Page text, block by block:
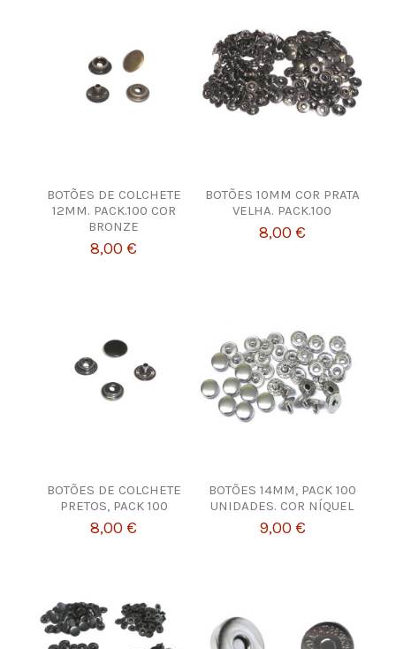
BOTÕES DE COLCHETE
12MM. PACK.100 COR
BRONZE
8,00 €
BOTÕES 10MM COR PRATA
VELHA. PACK.100
8,00 €
BOTÕES DE COLCHETE
PRETOS, PACK 100
8,00 €
BOTÕES 14MM, PACK 100
UNIDADES. COR NÍQUEL
9,00 €